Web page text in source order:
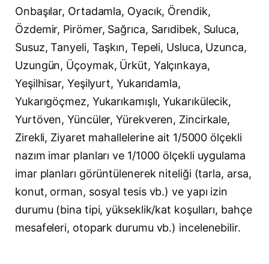
Onbaşılar, Ortadamla, Oyacık, Örendik,
Özdemir, Pirömer, Sağrıca, Sarıdibek, Suluca,
Susuz, Tanyeli, Taşkın, Tepeli, Usluca, Uzunca,
Uzungün, Üçoymak, Ürküt, Yalçınkaya,
Yeşilhisar, Yeşilyurt, Yukarıdamla,
Yukarıgöçmez, Yukarıkamışlı, Yukarıkülecik,
Yurtöven, Yüncüler, Yürekveren, Zincirkale,
Zirekli, Ziyaret mahallelerine ait 1/5000 ölçekli
nazım imar planları ve 1/1000 ölçekli uygulama
imar planları görüntülenerek niteliği (tarla, arsa,
konut, orman, sosyal tesis vb.) ve yapı izin
durumu (bina tipi, yükseklik/kat koşulları, bahçe
mesafeleri, otopark durumu vb.) incelenebilir.